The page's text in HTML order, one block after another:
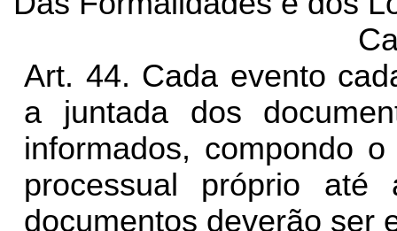
Art. 44. Cada evento
a juntada dos
informados, compondo
processual próprio
documentos deverão ser